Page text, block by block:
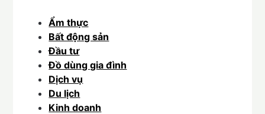
Ẩm thực
Bất động sản
Đầu tư
Đồ dùng gia đình
Dịch vụ
Du lịch
Kinh doanh